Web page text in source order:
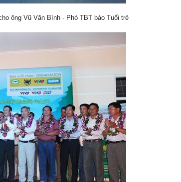
ông Vũ Văn Bình - Phó TBT báo Tuổi trẻ